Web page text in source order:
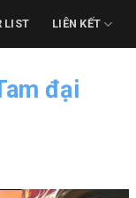
LIST LIÊN KẾT
đại